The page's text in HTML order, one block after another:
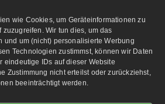
wie Cookies, um Geräteinformationen zu
Wir tun dies, um das
und um (nicht) personalisierte Werbung
Technologien zustimmst, können wir Daten
eindeutige IDs auf dieser Website
Zustimmung nicht erteilst oder zurückziehst,
beeinträchtigt werden.